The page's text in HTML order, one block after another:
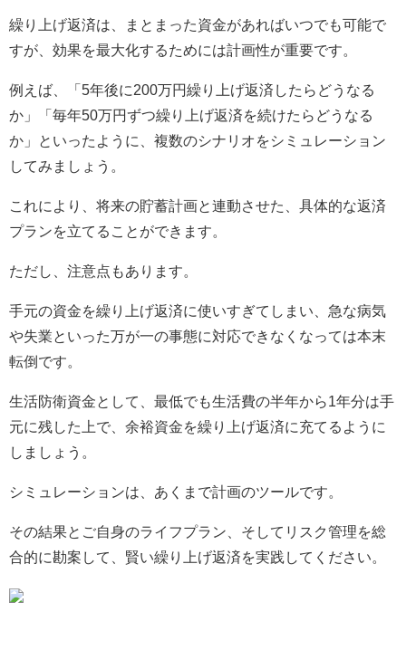
繰り上げ返済は、まとまった資金があればいつでも可能で
すが、効果を最大化するためには計画性が重要です。
例えば、「5年後に200万円繰り上げ返済したらどうなる
か」「毎年50万円ずつ繰り上げ返済を続けたらどうなる
か」といったように、複数のシナリオをシミュレーション
してみましょう。
これにより、将来の貯蓄計画と連動させた、具体的な返済
プランを立てることができます。
ただし、注意点もあります。
手元の資金を繰り上げ返済に使いすぎてしまい、急な病気
や失業といった万が一の事態に対応できなくなっては本末
転倒です。
生活防衛資金として、最低でも生活費の半年から1年分は手
元に残した上で、余裕資金を繰り上げ返済に充てるように
しましょう。
シミュレーションは、あくまで計画のツールです。
その結果とご自身のライフプラン、そしてリスク管理を総
合的に勘案して、賢い繰り上げ返済を実践してください。